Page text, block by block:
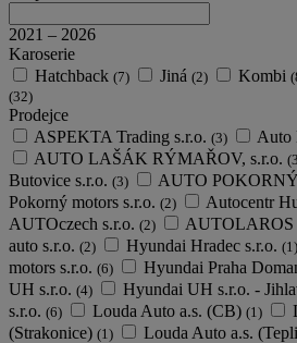
2021 – 2026
Karoserie
Hatchback (7) Jiná (2) Kombi
(32)
Prodejce
ASPEKTA Trading s.r.o. (3) Auto
AUTO LAŠÁK RÝMAŘOV, s.r.o.
Butovice s.r.o. (3) AUTO POKORNÝ
Pokorný motors s.r.o. (2) Autocentr
AUTOczech s.r.o. (2) AUTOLAROS
auto s.r.o. (2) Hyundai Hradec s.r.o. (1)
motors s.r.o. (6) Hyundai Praha
UH s.r.o. (4) Hyundai UH s.r.o. -
s.r.o. (6) Louda Auto a.s. (CB) (1)
(Strakonice) (1) Louda Auto a.s.